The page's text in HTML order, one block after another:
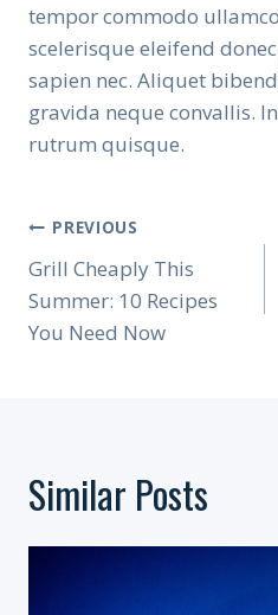
tempor commodo
scelerisque eleifend
sapien nec. Aliquet
gravida neque convallis.
rutrum quisque.
Post
Navigation
PREVIOUS
Grill Cheaply This
Summer: 10 Recipes
You Need Now
Similar Posts